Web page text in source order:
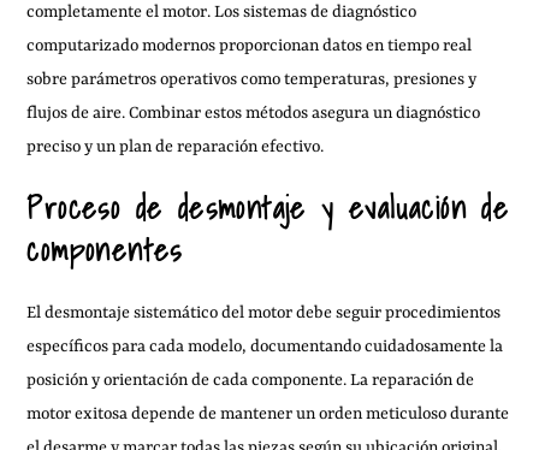
completamente el motor. Los sistemas de diagnóstico
computarizado modernos proporcionan datos en tiempo real
sobre parámetros operativos como temperaturas, presiones y
flujos de aire. Combinar estos métodos asegura un diagnóstico
preciso y un plan de reparación efectivo.
Proceso de desmontaje y evaluación de
componentes
El desmontaje sistemático del motor debe seguir procedimientos
específicos para cada modelo, documentando cuidadosamente la
posición y orientación de cada componente. La reparación de
motor exitosa depende de mantener un orden meticuloso durante